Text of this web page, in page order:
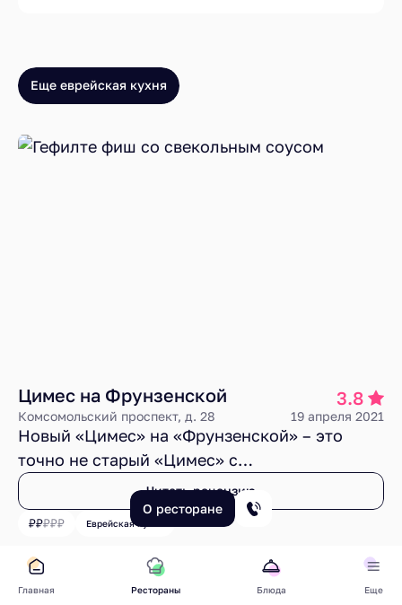
Главная Рестораны Блюда Еще
Еще еврейская кухня
Цимес на Фрунзенской 3.8
Комсомольский проспект, д. 28 19 апреля 2021
Новый «Цимес» на «Фрунзенской» – это
точно не старый «Цимес» с
«Новослободской». Здесь приятный
спокойный интерьер, приветливая
атмосфера без всяких раздражителей,
органичное ближневосточное меню с
еврейским акцентом, во многом вкусная еда,
Читать рецензию
Еврейская кухня
О ресторане